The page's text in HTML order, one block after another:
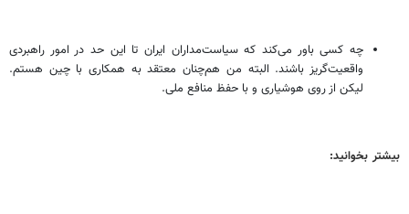
چه کسی باور می‌کند که سیاست‌مداران ایران تا این حد در امور راهبردی
واقعیت‌گریز باشند. البته من هم‌چنان معتقد به همکاری با چین هستم.
لیکن از روی هوشیاری و با حفظ منافع ملی.
بیشتر بخوانید: